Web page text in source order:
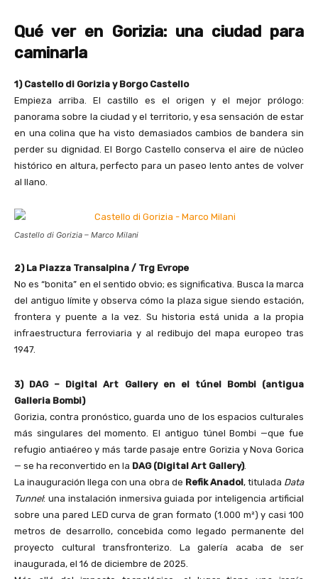
Qué ver en Gorizia: una ciudad para
caminarla
1) Castello di Gorizia y Borgo Castello
Empieza arriba. El castillo es el origen y el mejor prólogo:
panorama sobre la ciudad y el territorio, y esa sensación de estar
en una colina que ha visto demasiados cambios de bandera sin
perder su dignidad. El Borgo Castello conserva el aire de núcleo
histórico en altura, perfecto para un paseo lento antes de volver
al llano.
Castello di Gorizia – Marco Milani
2) La Piazza Transalpina / Trg Evrope
No es “bonita” en el sentido obvio; es significativa. Busca la marca
del antiguo límite y observa cómo la plaza sigue siendo estación,
frontera y puente a la vez. Su historia está unida a la propia
infraestructura ferroviaria y al redibujo del mapa europeo tras
1947.
3) DAG – Digital Art Gallery en el túnel Bombi (antigua
Galleria Bombi)
Gorizia, contra pronóstico, guarda uno de los espacios culturales
más singulares del momento. El antiguo túnel Bombi —que fue
refugio antiaéreo y más tarde pasaje entre Gorizia y Nova Gorica
— se ha reconvertido en la DAG (Digital Art Gallery).
La inauguración llega con una obra de Refik Anadol, titulada Data
Tunnel: una instalación inmersiva guiada por inteligencia artificial
sobre una pared LED curva de gran formato (1.000 m²) y casi 100
metros de desarrollo, concebida como legado permanente del
proyecto cultural transfronterizo. La galería acaba de ser
inaugurada, el 16 de diciembre de 2025.